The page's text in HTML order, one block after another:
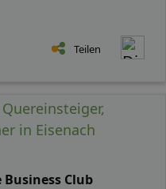
Teilen
in Eisenach
Business Club